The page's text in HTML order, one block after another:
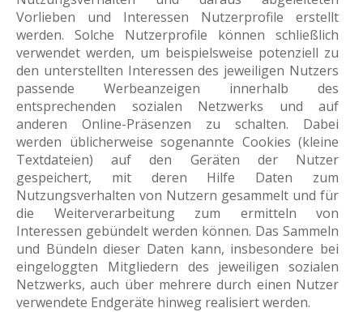
Vorlieben und Interessen Nutzerprofile erstellt
werden. Solche Nutzerprofile können schließlich
verwendet werden, um beispielsweise potenziell zu
den unterstellten Interessen des jeweiligen Nutzers
passende Werbeanzeigen innerhalb des
entsprechenden sozialen Netzwerks und auf
anderen Online-Präsenzen zu schalten. Dabei
werden üblicherweise sogenannte Cookies (kleine
Textdateien) auf den Geräten der Nutzer
gespeichert, mit deren Hilfe Daten zum
Nutzungsverhalten von Nutzern gesammelt und für
die Weiterverarbeitung zum ermitteln von
Interessen gebündelt werden können. Das Sammeln
und Bündeln dieser Daten kann, insbesondere bei
eingeloggten Mitgliedern des jeweiligen sozialen
Netzwerks, auch über mehrere durch einen Nutzer
verwendete Endgeräte hinweg realisiert werden.